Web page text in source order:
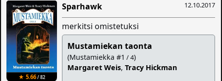
★ 5.66/ 82
12.10.2017
Sparhawk
merkitsi omistetuksi
Mustamiekan taonta
(Mustamiekka #1 / 4)
Margaret Weis,Tracy Hickman